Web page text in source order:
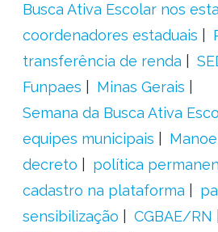
Busca Ativa Escolar nos
coordenadores estaduais
transferência de renda
Funpaes
Minas Gerais
Semana da Busca Ativa
equipes municipais
decreto
política
cadastro na plataforma
sensibilização
CGBAE/RN